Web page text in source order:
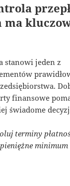
ma
stanowi jeden z
finansowe
świadome
terminy